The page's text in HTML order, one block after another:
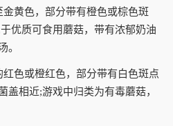
黄色，部分带有橙色或棕色斑
优质可食用蘑菇，带有浓郁奶油
。
色或橙红色，部分带有白色斑点
盖相近;游戏中归类为有毒蘑菇，